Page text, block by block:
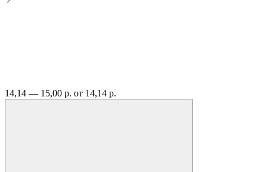
14,14 — 15,00 р. от 14,14 р.